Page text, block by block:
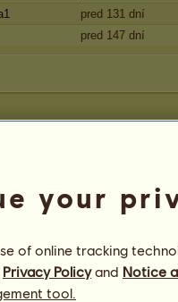
pred 131 dní
pred 147 dní
your
of online tracking
Privacy Policyand Notice
tool.